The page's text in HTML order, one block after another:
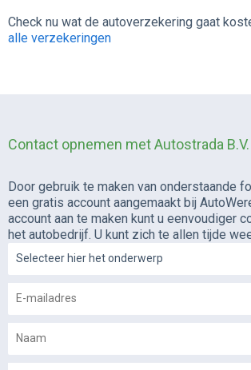
Check nu wat de autoverzekering gaat
alle verzekeringen
Contact opnemen met Autostrada B.V.
Door gebruik te maken van onderstaande
een gratis account aangemaakt bij
account aan te maken kunt u eenvoudiger
het autobedrijf. U kunt zich te allen tijde
Selecteer hier het onderwerp